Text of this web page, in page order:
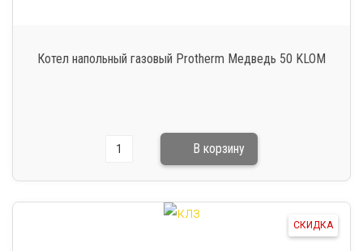
Котел напольный газовый Protherm Медведь 50 KLOM
СКИДКА